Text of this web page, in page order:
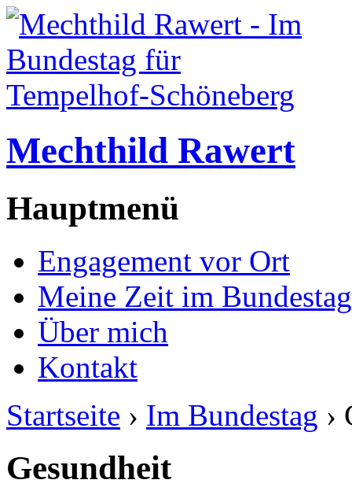
Mechthild Rawert
Hauptmenü
Engagement vor Ort
Meine Zeit im Bundestag
Über mich
Kontakt
Startseite › Im Bundestag ›
Gesundheit